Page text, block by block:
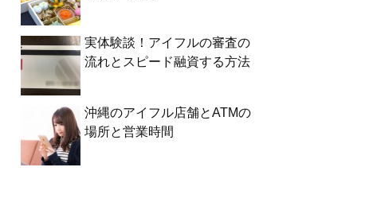
実体験談！アイフルの審査の
流れとスピード融資する方法
沖縄のアイフル店舗とATMの
場所と営業時間